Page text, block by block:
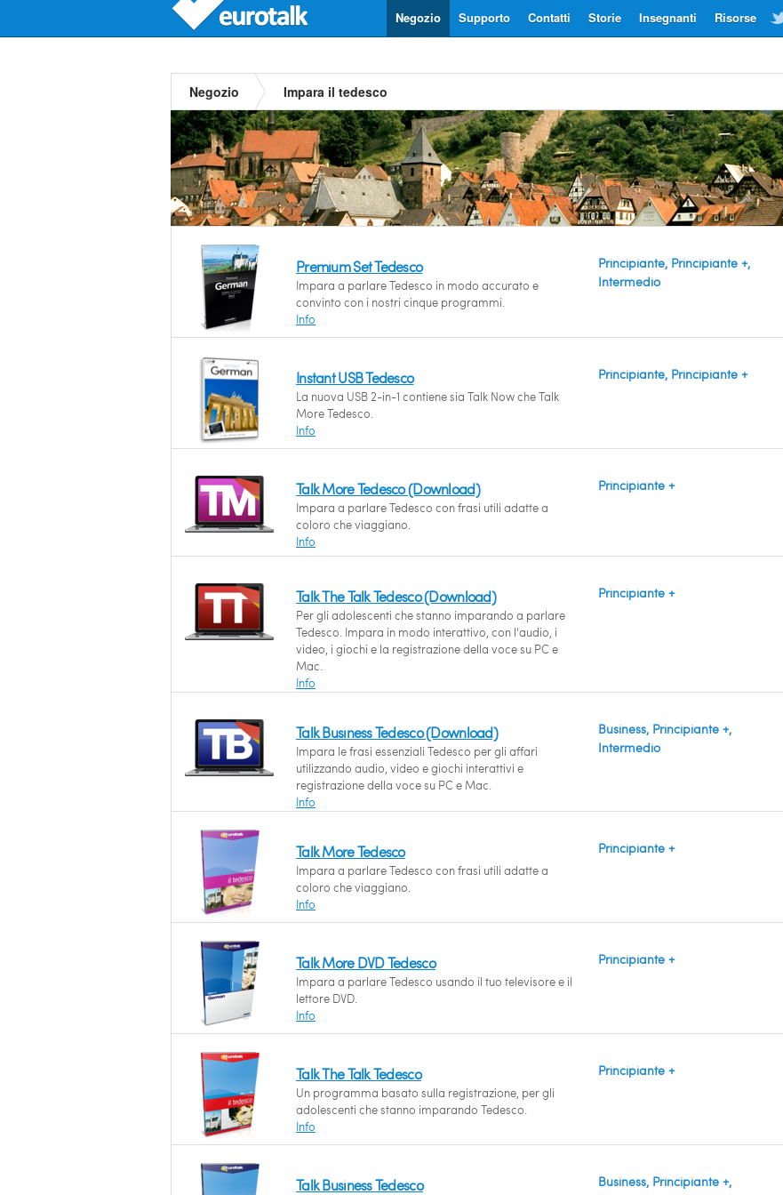
Risorse
Insegnanti
Storie
Contatti
Supporto
Negozio
Negozio Impara il tedesco
Premium Set Tedesco
Impara a parlare Tedesco in modo accurato e
convinto con i nostri cinque programmi.
Info
Principiante, Principiante +,
Intermedio
Instant USB Tedesco
La nuova USB 2-in-1 contiene sia Talk Now che Talk
More Tedesco.
Info
Principiante, Principiante +
Talk More Tedesco (Download)
Impara a parlare Tedesco con frasi utili adatte a
coloro che viaggiano.
Info
Principiante +
Talk The Talk Tedesco (Download)
Per gli adolescenti che stanno imparando a parlare
Tedesco. Impara in modo interattivo, con l'audio, i
video, i giochi e la registrazione della voce su PC e
Mac.
Info
Principiante +
Talk Business Tedesco (Download)
Impara le frasi essenziali Tedesco per gli affari
utilizzando audio, video e giochi interattivi e
registrazione della voce su PC e Mac.
Info
Business, Principiante +,
Intermedio
Talk More Tedesco
Impara a parlare Tedesco con frasi utili adatte a
coloro che viaggiano.
Info
Principiante +
Talk More DVD Tedesco
Impara a parlare Tedesco usando il tuo televisore e il
lettore DVD.
Info
Principiante +
Talk The Talk Tedesco
Un programma basato sulla registrazione, per gli
adolescenti che stanno imparando Tedesco.
Info
Principiante +
Talk Business Tedesco
Business, Principiante +,